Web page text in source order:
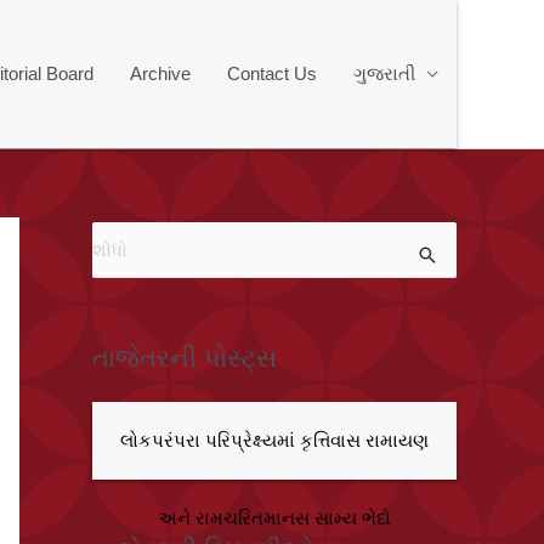
Board Archive Contact Us ગુજરાતી
તાજેતરની પોસ્ટ્સ
લોકપરંપરા પરિપ્રેક્ષ્યમાં કૃત્તિવાસ રામાયણ
અને રામચરિતમાનસ સામ્ય ભેદો